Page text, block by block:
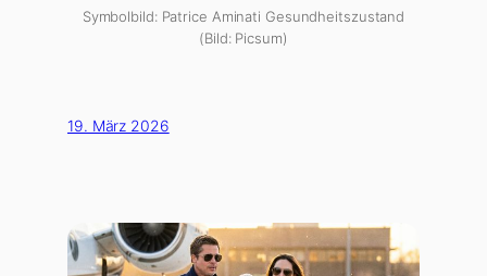
Symbolbild: Patrice Aminati Gesundheitszustand
(Bild: Picsum)
19. März 2026